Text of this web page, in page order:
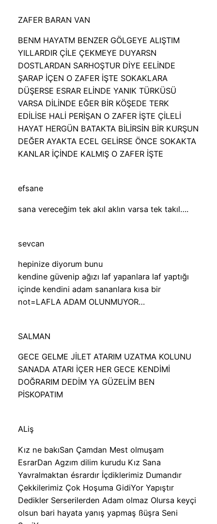
ZAFER BARAN VAN
BENM HAYATM BENZER GÖLGEYE ALIŞTIM
YILLARDIR ÇİLE ÇEKMEYE DUYARSN
DOSTLARDAN SARHOŞTUR DİYE EELİNDE
ŞARAP İÇEN O ZAFER İŞTE SOKAKLARA
DÜŞERSE ESRAR ELİNDE YANIK TÜRKÜSÜ
VARSA DİLİNDE EĞER BİR KÖŞEDE TERK
EDİLİSE HALİ PERİŞAN O ZAFER İŞTE ÇİLELİ
HAYAT HERGÜN BATAKTA BİLİRSİN BİR KURŞUN
DEĞER AYAKTA ECEL GELİRSE ÖNCE SOKAKTA
KANLAR İÇİNDE KALMIŞ O ZAFER İŞTE
efsane
sana vereceğim tek akıl aklın varsa tek takıl….
sevcan
hepinize diyorum bunu
kendine güvenip ağızı laf yapanlara laf yaptığı
içinde kendini adam sananlara kısa bir
not=LAFLA ADAM OLUNMUYOR…
SALMAN
GECE GELME JİLET ATARIM UZATMA KOLUNU
SANADA ATARI İÇER HER GECE KENDİMİ
DOĞRARIM DEDİM YA GÜZELİM BEN
PİSKOPATIM
ALiş
Kız ne bakıSan Çamdan Mest olmuşam
EsrarDan Agzım dilim kurudu Kız Sana
Yavralmaktan ésrardır İçdiklerimiz Dumandır
Çekkilerimiz Çok Hoşuma GidiYor Yapıştır
Dedikler Serserilerden Adam olmaz Olursa keyçi
olsun bari hayata yanış yapmaş ßüşra Seni